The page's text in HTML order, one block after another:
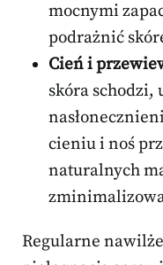
mocnymi
podrażnić
Cień i
skóra schodzi,
cieniu i noś
naturalnych
Regularne